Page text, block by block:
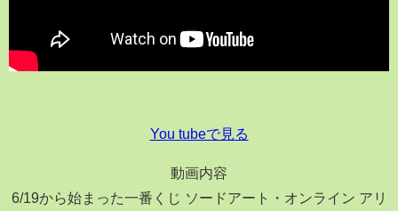
You tubeで見る
動画内容
6/19から始まった一番くじ ソードアート・オンライン アリ